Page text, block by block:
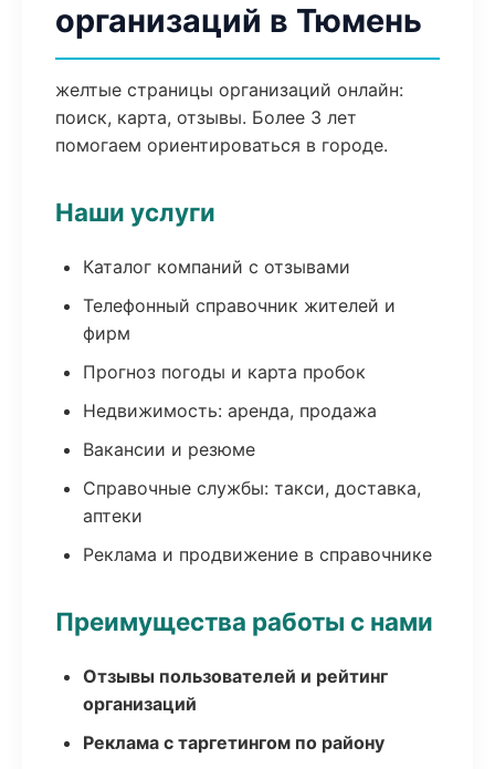
организаций в Тюмень
желтые страницы организаций онлайн:
поиск, карта, отзывы. Более 3 лет
помогаем ориентироваться в городе.
Наши услуги
Каталог компаний с отзывами
Телефонный справочник жителей и
фирм
Прогноз погоды и карта пробок
Недвижимость: аренда, продажа
Вакансии и резюме
Справочные службы: такси, доставка,
аптеки
Реклама и продвижение в справочнике
Преимущества работы с нами
Отзывы пользователей и рейтинг
организаций
Реклама с таргетингом по району